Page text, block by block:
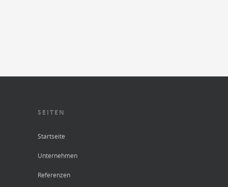
SEITEN
Startseite
Unternehmen
Referenzen